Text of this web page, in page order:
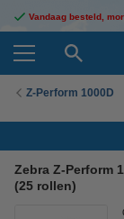
Vandaag besteld,
Z-Perform 1000D
Zebra Z-Perform
(25 rollen)